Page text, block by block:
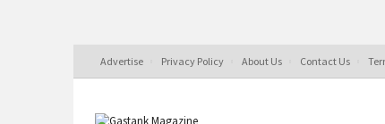
Advertise Privacy Policy About Us Contact Us